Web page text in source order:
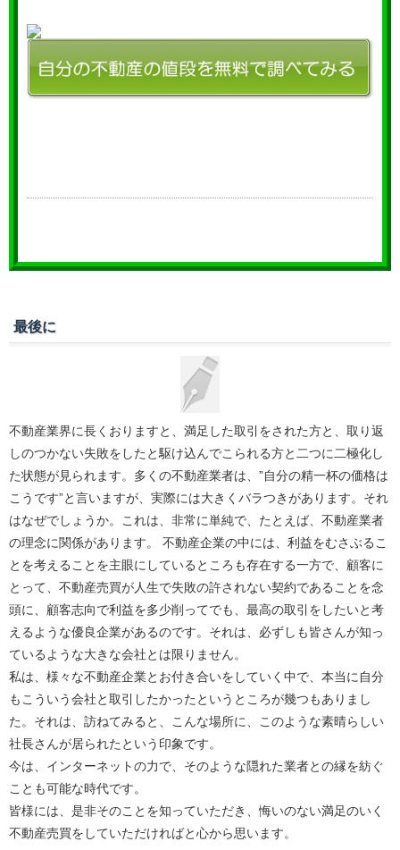
最後に
不動産業界に長くおりますと、満足した取引をされた方と、取り返
しのつかない失敗をしたと駆け込んでこられる方と二つに二極化し
た状態が見られます。多くの不動産業者は、”自分の精一杯の価格は
こうです”と言いますが、実際には大きくバラつきがあります。それ
はなぜでしょうか。これは、非常に単純で、たとえば、不動産業者
の理念に関係があります。 不動産企業の中には、利益をむさぶるこ
とを考えることを主眼にしているところも存在する一方で、顧客に
とって、不動産売買が人生で失敗の許されない契約であることを念
頭に、顧客志向で利益を多少削ってでも、最高の取引をしたいと考
えるような優良企業があるのです。それは、必ずしも皆さんが知っ
ているような大きな会社とは限りません。
私は、様々な不動産企業とお付き合いをしていく中で、本当に自分
もこういう会社と取引したかったというところが幾つもありまし
た。それは、訪ねてみると、こんな場所に、このような素晴らしい
社長さんが居られたという印象です。
今は、インターネットの力で、そのような隠れた業者との縁を紡ぐ
ことも可能な時代です。
皆様には、是非そのことを知っていただき、悔いのない満足のいく
不動産売買をしていただければと心から思います。